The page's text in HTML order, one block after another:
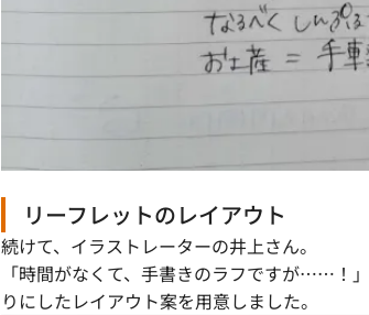
リーフレットのレイアウト
続けて、イラストレーターの井上さん。
「時間がなくて、手書きのラフですが……！
りにしたレイアウト案を用意しました。